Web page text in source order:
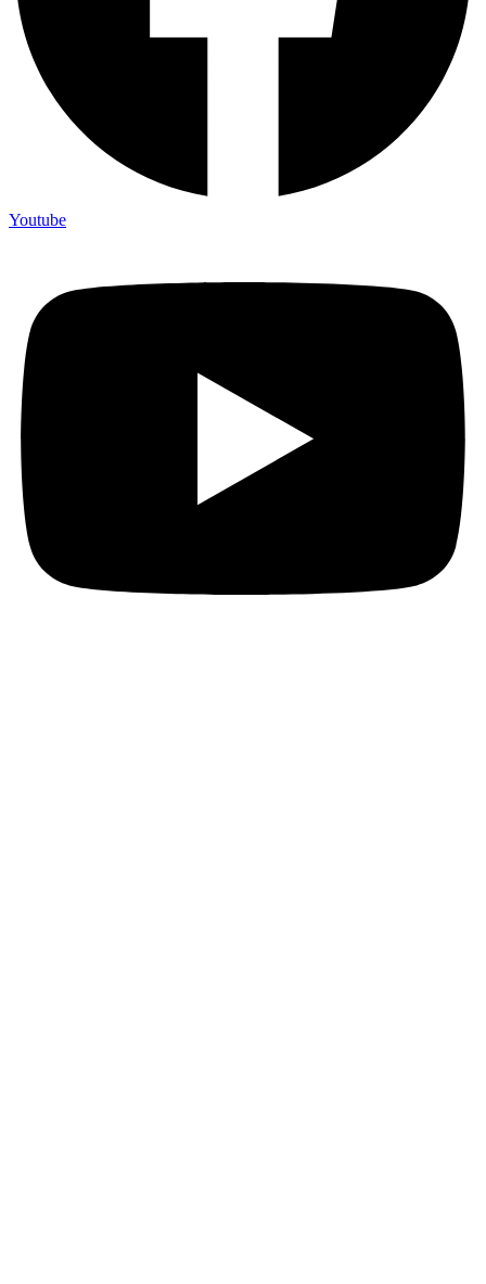
Youtube